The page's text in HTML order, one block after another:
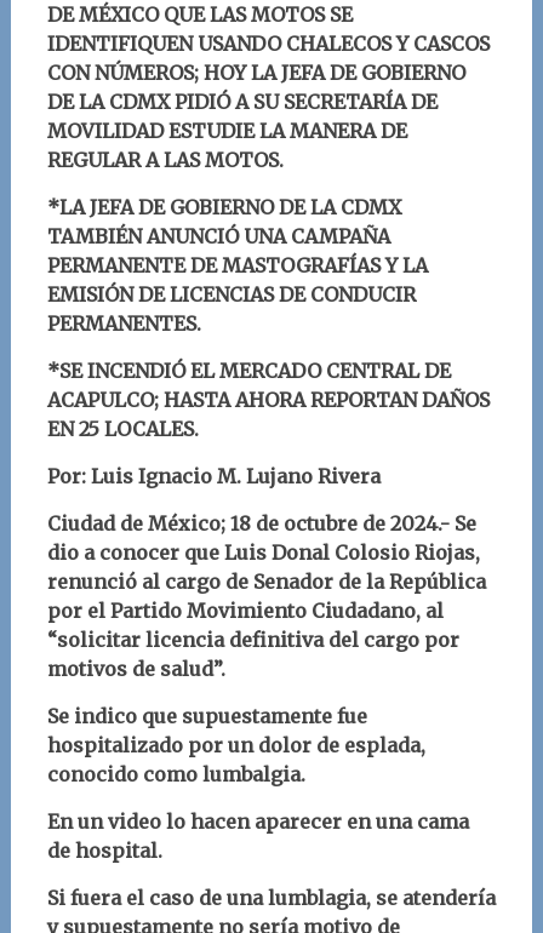
DE MÉXICO QUE LAS MOTOS SE
IDENTIFIQUEN USANDO CHALECOS Y CASCOS
CON NÚMEROS; HOY LA JEFA DE GOBIERNO
DE LA CDMX PIDIÓ A SU SECRETARÍA DE
MOVILIDAD ESTUDIE LA MANERA DE
REGULAR A LAS MOTOS.
*LA JEFA DE GOBIERNO DE LA CDMX
TAMBIÉN ANUNCIÓ UNA CAMPAÑA
PERMANENTE DE MASTOGRAFÍAS Y LA
EMISIÓN DE LICENCIAS DE CONDUCIR
PERMANENTES.
*SE INCENDIÓ EL MERCADO CENTRAL DE
ACAPULCO; HASTA AHORA REPORTAN DAÑOS
EN 25 LOCALES.
Por: Luis Ignacio M. Lujano Rivera
Ciudad de México; 18 de octubrede 2024.- Se
dio a conocer que Luis Donal Colosio Riojas,
renunció al cargo de Senador de la República
por el Partido Movimiento Ciudadano, al
“solicitar licencia definitiva del cargo por
motivos de salud”.
Se indico que supuestamente fue
hospitalizado por un dolor de esplada,
conocido como lumbalgia.
En un video lo hacen aparecer en una cama
de hospital.
Si fuera el caso de una lumblagia, se atendería
y supuestamente no sería motivo de